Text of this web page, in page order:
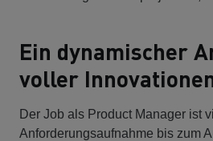
Ein dynamischer
voller
Der Job als Product Manager ist
Anforderungsaufnahme bis zum